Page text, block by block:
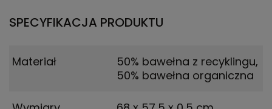
SPECYFIKACJA PRODUKTU
Materiał
50% bawełna z recyklingu,
50% bawełna organiczna